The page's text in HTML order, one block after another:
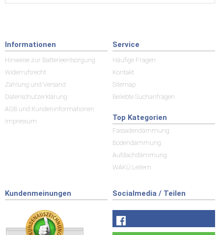
Informationen
Hinweise zur Batterieentsorgung
Widerrufsrecht
Zahlung und Versand
Datenschutzerklärung
AGB und Kundeninformationen
Impressum
Service
Häufige Fragen
Kontakt
Sitemap
Beliebte Suchanfragen
Top Kategorien
Fassadendämmung
Bodendämmung
Aufdachdämmung
WAKÜ Leitern
Kundenmeinungen Socialmedia / Teilen